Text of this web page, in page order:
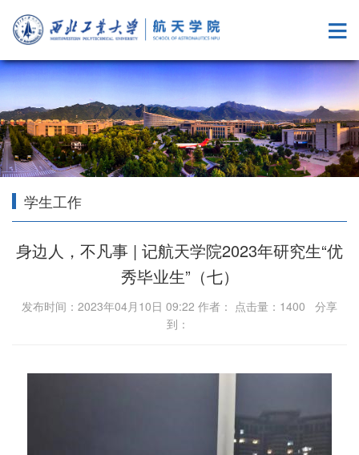
学生工作
身边人，不凡事 | 记航天学院2023年研究生“优
秀毕业生”（七）
发布时间：2023年04月10日 09:22 作者： 点击量： 1400
分享
到：